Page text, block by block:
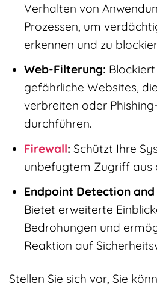
Verhalten von
Prozessen, um
erkennen und zu
Web-Filterung:
gefährliche Websites,
verbreiten oder
durchführen.
Firewall: Schützt Ihre
unbefugtem Zugriff aus
Endpoint Detection and
Bietet erweiterte
Bedrohungen und
Reaktion auf
Stellen Sie sich vor, Sie